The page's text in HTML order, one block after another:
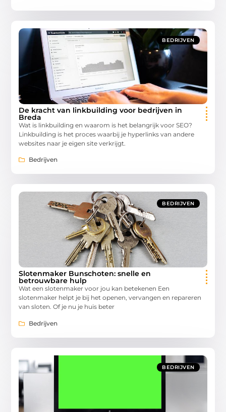
BEDRIJVEN
De kracht van linkbuilding voor bedrijven in
Breda
Wat is linkbuilding en waarom is het belangrijk voor SEO?
Linkbuilding is het proces waarbij je hyperlinks van andere
websites naar je eigen site verkrijgt.
Bedrijven
BEDRIJVEN
Slotenmaker Bunschoten: snelle en
betrouwbare hulp
Wat een slotenmaker voor jou kan betekenen Een
slotenmaker helpt je bij het openen, vervangen en repareren
van sloten. Of je nu je huis beter
Bedrijven
BEDRIJVEN